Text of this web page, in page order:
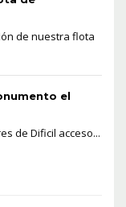
de nuestra flota
el
de Dificil acceso...